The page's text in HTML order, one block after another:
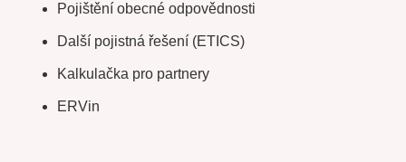
Pojištění obecné odpovědnosti
Další pojistná řešení (ETICS)
Kalkulačka pro partnery
ERVin